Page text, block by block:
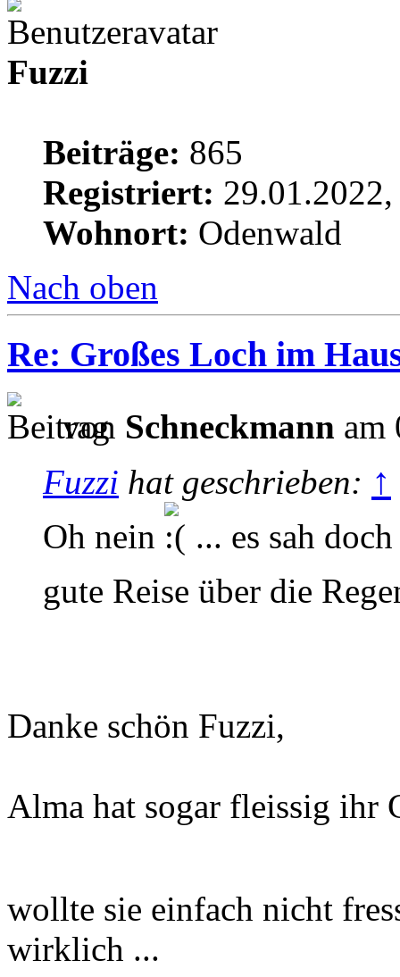
Fuzzi
Beiträge: 865
Registriert:
Wohnort: Odenwald
Nach oben
Re: Großes Loch im
von Schneckmann am
Fuzzi hat geschrieben: ↑
Oh nein
... es sah
gute Reise über die
Danke schön Fuzzi,
Alma hat sogar fleissig ihr
wollte sie einfach nicht
wirklich ...